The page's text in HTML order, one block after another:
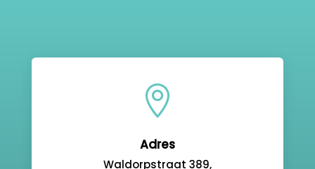

Adres
Waldorpstraat 389,